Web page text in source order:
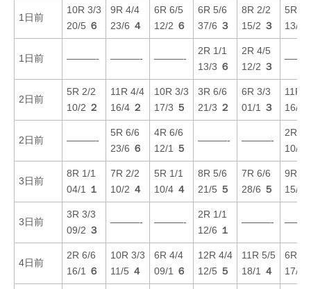
1日前
10R 3/3
20/5 ６
9R 4/4
23/6 ４
6R 6/5
12/2 ６
6R 5/6
37/6 ３
8R 2/2
15/2 ３
5R 1/
13/2
1日前 ———- ———- ———-
2R 1/1
13/3 ６
2R 4/5
12/2 ３
2日前
5R 2/2
10/2 ２
11R 4/4
16/4 ２
10R 3/3
17/3 ５
3R 6/6
21/3 ２
6R 3/3
01/1
３
11R
16/4
2日前 ———-
5R 6/6
23/6 ６
4R 6/6
12/1
５
———- ———-
2R 1/
10/3
3日前
8R 1/1
04/1
１
7R 2/2
10/2 ４
5R 1/1
10/4 ４
8R 5/6
21/5 ５
7R 6/6
28/6 ５
9R 3/
15/3
3日前
3R 3/3
09/2 ３
———- ———-
2R 1/1
12/6 １
———-
4日前
2R 6/6
16/1
６
10R 3/3
11/5 ４
6R 4/4
09/1
６
12R 4/4
12/5 ５
11R 5/5
18/1
４
6R 6/
17/6